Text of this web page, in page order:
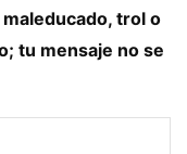
trol o
tu mensaje no se